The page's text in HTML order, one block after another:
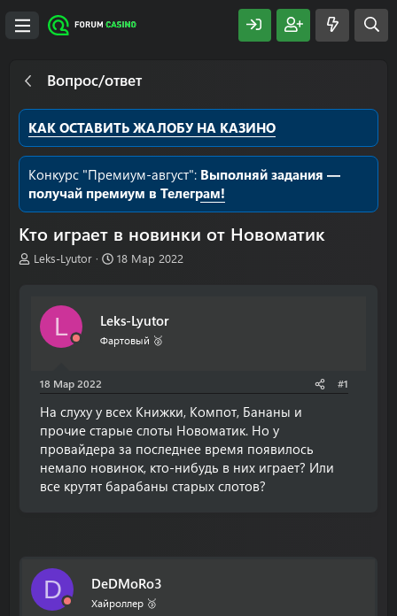
Вопрос/ответ
КАК ОСТАВИТЬ ЖАЛОБУ НА КАЗИНО
Конкурс "Премиум-август": Выполняй задания —
получай премиум в Телеграм!
Кто играет в новинки от Новоматик
А
ы
Leks-Lyutor
Д
н
а
18 Мар 2022
L Leks-Lyutor
Фартовый 🥈
18 Мар 2022 #1
На слуху у всех Книжки, Компот, Бананы и
прочие старые слоты Новоматик. Но у
провайдера за последнее время появилось
немало новинок, кто-нибудь в них играет? Или
все крутят барабаны старых слотов?
D DeDMoRo3
Хайроллер 🥉